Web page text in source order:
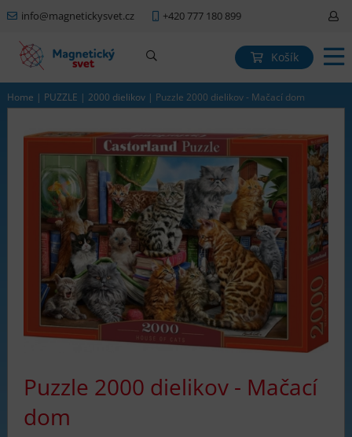
info@magnetickysvet.cz +420 777 180 899
Košík
Home | PUZZLE | 2000 dielikov | Puzzle 2000 dielikov - Mačací dom
Puzzle 2000 dielikov - Mačací
dom